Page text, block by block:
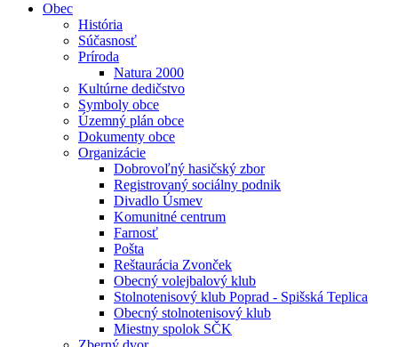
Obec
História
Súčasnosť
Príroda
Natura 2000
Kultúrne dedičstvo
Symboly obce
Územný plán obce
Dokumenty obce
Organizácie
Dobrovoľný hasičský zbor
Registrovaný sociálny podnik
Divadlo Úsmev
Komunitné centrum
Farnosť
Pošta
Reštaurácia Zvonček
Obecný volejbalový klub
Stolnotenisový klub Poprad - Spišská Teplica
Obecný stolnotenisový klub
Miestny spolok SČK